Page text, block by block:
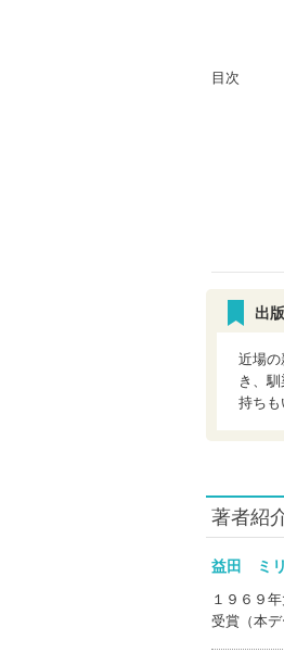
目次
出
近場の
き、
持ちも
著者紹
益田 ミ
１９６９
受賞（本